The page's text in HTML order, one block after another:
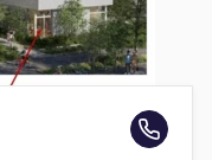
Priest